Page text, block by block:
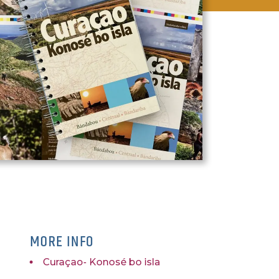
MORE INFO
Curaçao- Konosé bo isla